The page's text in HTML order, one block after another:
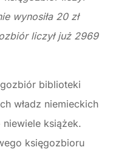
wynosiła 20 zł
liczył już 2969
biblioteki
władz niemieckich
niewiele książek.
księgozbioru